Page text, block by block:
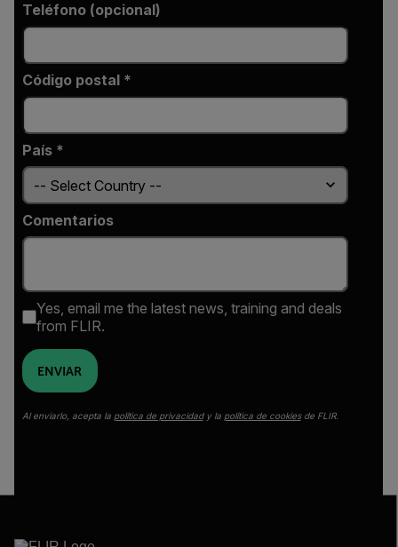
Teléfono (opcional)
Código postal *
País *
Comentarios
Yes, email me the latest news, training and deals
from FLIR.
ENVIAR
Al enviarlo, acepta la política de privacidady la política de cookiesde FLIR.